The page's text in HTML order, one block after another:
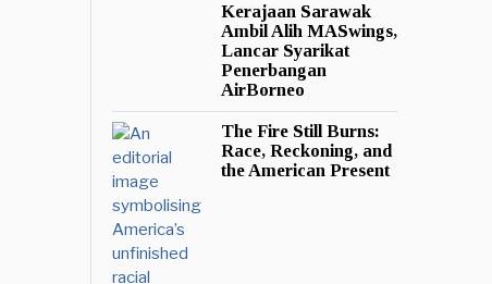
Kerajaan Sarawak
Ambil Alih MASwings,
Lancar Syarikat
Penerbangan
AirBorneo
The Fire Still Burns:
Race, Reckoning, and
the American Present